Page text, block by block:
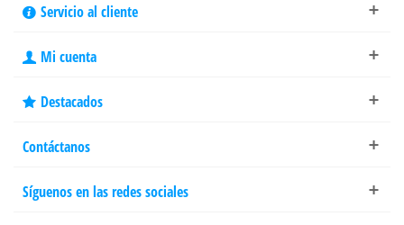
Servicio al cliente
Mi cuenta
Destacados
Contáctanos
Síguenos en las redes sociales